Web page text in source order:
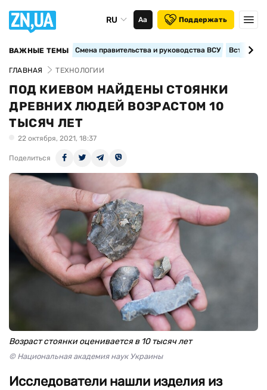
RU Аа Поддержать
ВАЖНЫЕ ТЕМЫ Смена правительства и руководства ВСУ
ГЛАВНАЯ ТЕХНОЛОГИИ
ПОД КИЕВОМ НАЙДЕНЫ СТОЯНКИ
ДРЕВНИХ ЛЮДЕЙ ВОЗРАСТОМ 10
ТЫСЯЧ ЛЕТ
22 октября, 2021, 18:37
Поделиться
Возраст стоянки оценивается в 10 тысяч лет
© Национальная академия наук Украины
Исследователи нашли изделия из